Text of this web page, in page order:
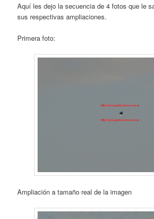
Aquí les dejo la secuencia de 4 fotos que le
sus respectivas ampliaciones.
Primera foto:
Ampliación a tamaño real de la imagen